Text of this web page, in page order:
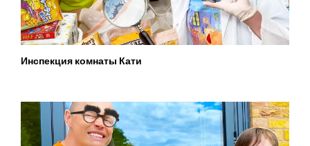
Инспекция комнаты Кати